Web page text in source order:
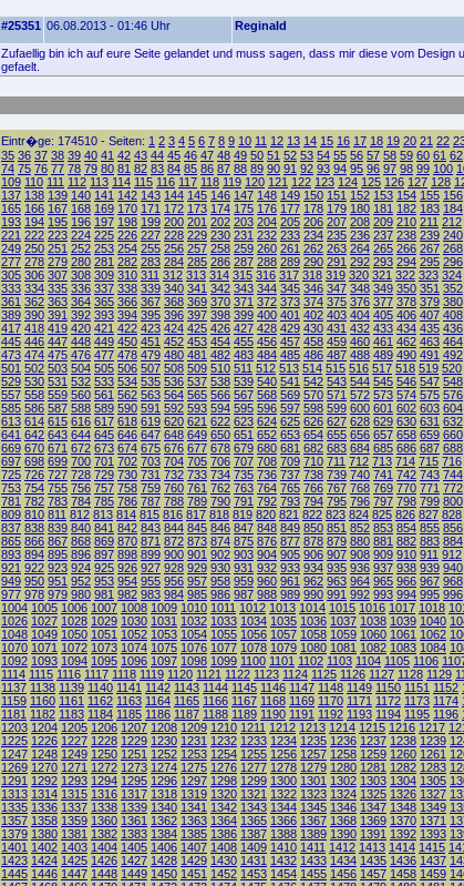
#25351 06.08.2013 - 01:46 Uhr Reginald
Zufaellig bin ich auf eure Seite gelandet und muss sagen, dass mir diese vom Design
gefaelt.
Eintr�ge: 174510 - Seiten: 1 2 3 4 5 6 7 8 9 10 11 12 13 14 15 16 17 18 19 20 21 22
35 36 37 38 39 40 41 42 43 44 45 46 47 48 49 50 51 52 53 54 55 56 57 58 59 60 61 62
74 75 76 77 78 79 80 81 82 83 84 85 86 87 88 89 90 91 92 93 94 95 96 97 98 99 100
109 110 111 112 113 114 115 116 117 118 119 120 121 122 123 124 125 126 127 128
137 138 139 140 141 142 143 144 145 146 147 148 149 150 151 152 153 154 155 156
165 166 167 168 169 170 171 172 173 174 175 176 177 178 179 180 181 182 183 184
193 194 195 196 197 198 199 200 201 202 203 204 205 206 207 208 209 210 211 212
221 222 223 224 225 226 227 228 229 230 231 232 233 234 235 236 237 238 239 240
249 250 251 252 253 254 255 256 257 258 259 260 261 262 263 264 265 266 267 268
277 278 279 280 281 282 283 284 285 286 287 288 289 290 291 292 293 294 295 296
305 306 307 308 309 310 311 312 313 314 315 316 317 318 319 320 321 322 323 324
333 334 335 336 337 338 339 340 341 342 343 344 345 346 347 348 349 350 351 352
361 362 363 364 365 366 367 368 369 370 371 372 373 374 375 376 377 378 379 380
389 390 391 392 393 394 395 396 397 398 399 400 401 402 403 404 405 406 407 408
417 418 419 420 421 422 423 424 425 426 427 428 429 430 431 432 433 434 435 436
445 446 447 448 449 450 451 452 453 454 455 456 457 458 459 460 461 462 463 464
473 474 475 476 477 478 479 480 481 482 483 484 485 486 487 488 489 490 491 492
501 502 503 504 505 506 507 508 509 510 511 512 513 514 515 516 517 518 519 520
529 530 531 532 533 534 535 536 537 538 539 540 541 542 543 544 545 546 547 548
557 558 559 560 561 562 563 564 565 566 567 568 569 570 571 572 573 574 575 576
585 586 587 588 589 590 591 592 593 594 595 596 597 598 599 600 601 602 603 604
613 614 615 616 617 618 619 620 621 622 623 624 625 626 627 628 629 630 631 632
641 642 643 644 645 646 647 648 649 650 651 652 653 654 655 656 657 658 659 660
669 670 671 672 673 674 675 676 677 678 679 680 681 682 683 684 685 686 687 688
697 698 699 700 701 702 703 704 705 706 707 708 709 710 711 712 713 714 715 716
725 726 727 728 729 730 731 732 733 734 735 736 737 738 739 740 741 742 743 744
753 754 755 756 757 758 759 760 761 762 763 764 765 766 767 768 769 770 771 772
781 782 783 784 785 786 787 788 789 790 791 792 793 794 795 796 797 798 799 800
809 810 811 812 813 814 815 816 817 818 819 820 821 822 823 824 825 826 827 828
837 838 839 840 841 842 843 844 845 846 847 848 849 850 851 852 853 854 855 856
865 866 867 868 869 870 871 872 873 874 875 876 877 878 879 880 881 882 883 884
893 894 895 896 897 898 899 900 901 902 903 904 905 906 907 908 909 910 911 912
921 922 923 924 925 926 927 928 929 930 931 932 933 934 935 936 937 938 939 940
949 950 951 952 953 954 955 956 957 958 959 960 961 962 963 964 965 966 967 968
977 978 979 980 981 982 983 984 985 986 987 988 989 990 991 992 993 994 995 996
1004 1005 1006 1007 1008 1009 1010 1011 1012 1013 1014 1015 1016 1017 1018
1026 1027 1028 1029 1030 1031 1032 1033 1034 1035 1036 1037 1038 1039 1040
1048 1049 1050 1051 1052 1053 1054 1055 1056 1057 1058 1059 1060 1061 1062
1070 1071 1072 1073 1074 1075 1076 1077 1078 1079 1080 1081 1082 1083 1084
1092 1093 1094 1095 1096 1097 1098 1099 1100 1101 1102 1103 1104 1105 1106
1114 1115 1116 1117 1118 1119 1120 1121 1122 1123 1124 1125 1126 1127 1128 1129
1137 1138 1139 1140 1141 1142 1143 1144 1145 1146 1147 1148 1149 1150 1151 1152
1159 1160 1161 1162 1163 1164 1165 1166 1167 1168 1169 1170 1171 1172 1173 1174
1181 1182 1183 1184 1185 1186 1187 1188 1189 1190 1191 1192 1193 1194 1195 1196
1203 1204 1205 1206 1207 1208 1209 1210 1211 1212 1213 1214 1215 1216 1217
1225 1226 1227 1228 1229 1230 1231 1232 1233 1234 1235 1236 1237 1238 1239
1247 1248 1249 1250 1251 1252 1253 1254 1255 1256 1257 1258 1259 1260 1261
1269 1270 1271 1272 1273 1274 1275 1276 1277 1278 1279 1280 1281 1282 1283
1291 1292 1293 1294 1295 1296 1297 1298 1299 1300 1301 1302 1303 1304 1305
1313 1314 1315 1316 1317 1318 1319 1320 1321 1322 1323 1324 1325 1326 1327
1335 1336 1337 1338 1339 1340 1341 1342 1343 1344 1345 1346 1347 1348 1349
1357 1358 1359 1360 1361 1362 1363 1364 1365 1366 1367 1368 1369 1370 1371
1379 1380 1381 1382 1383 1384 1385 1386 1387 1388 1389 1390 1391 1392 1393
1401 1402 1403 1404 1405 1406 1407 1408 1409 1410 1411 1412 1413 1414 1415
1423 1424 1425 1426 1427 1428 1429 1430 1431 1432 1433 1434 1435 1436 1437
1445 1446 1447 1448 1449 1450 1451 1452 1453 1454 1455 1456 1457 1458 1459